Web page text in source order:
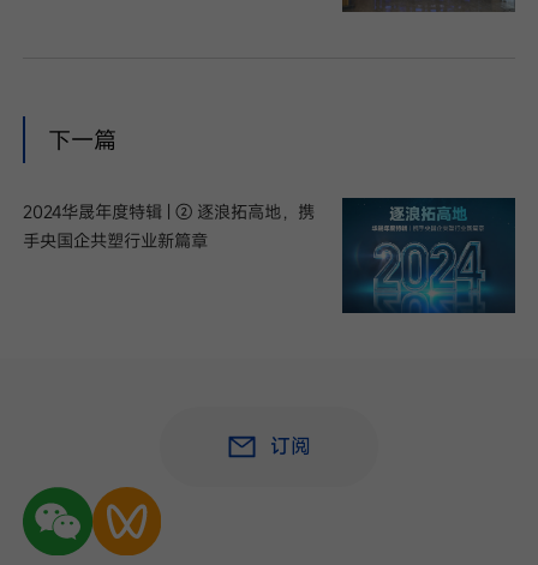
下一篇
2024华晟年度特辑 | ② 逐浪拓高地，携
手央国企共塑行业新篇章
订阅